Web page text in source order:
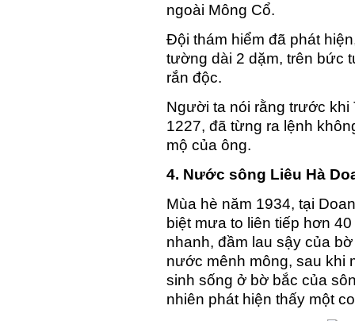
ngoài Mông Cổ.
Đội thám hiểm đã phát
tường dài 2 dặm, trên bức
rắn độc.
Người ta nói rằng trước
1227, đã từng ra lệnh
mộ của ông.
4. Nước sông Liêu Hà
Mùa hè năm 1934, tại
biệt mưa to liên tiếp hơn
nhanh, đầm lau sậy của
nước mênh mông, sau khi
sinh sống ở bờ bắc của
nhiên phát hiện thấy một